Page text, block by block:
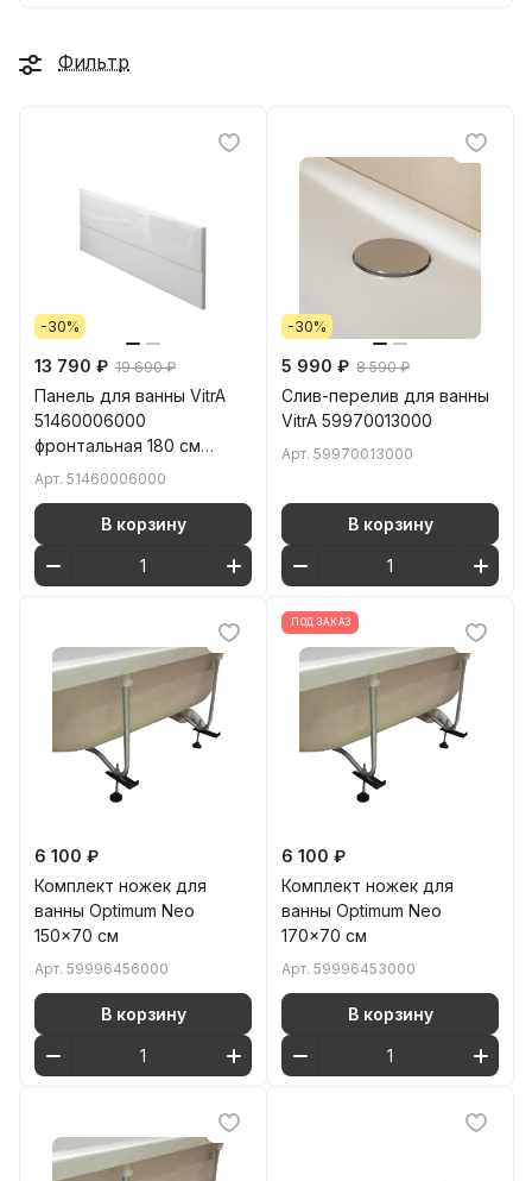
Фильтр
-30%
13 790 ₽ 19 690 ₽
Панель для ванны VitrA
51460006000
фронтальная 180 см
белая
Арт. 51460006000
В корзину
-30%
5 990 ₽ 8 590 ₽
Слив-перелив для ванны
VitrA 59970013000
Арт. 59970013000
В корзину
6 100 ₽
Комплект ножек для
ванны Optimum Neo
150x70 см
Арт. 59996456000
В корзину
ПОД ЗАКАЗ
6 100 ₽
Комплект ножек для
ванны Optimum Neo
170x70 см
Арт. 59996453000
В корзину